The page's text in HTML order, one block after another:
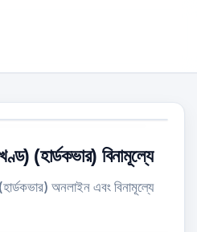
(হার্ডকভার) বিনামূল্যে
অনলাইন এবং বিনামূল্যে